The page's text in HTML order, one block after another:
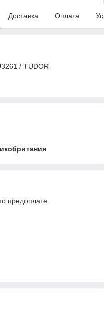
Доставка Оплата
/ TUDOR
предоплате.